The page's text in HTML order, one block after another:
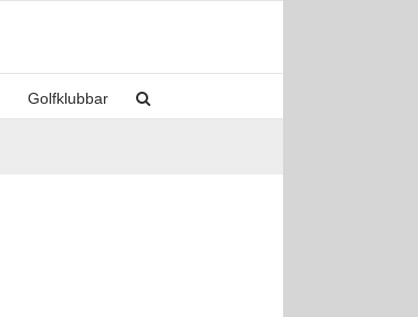
Golfklubbar